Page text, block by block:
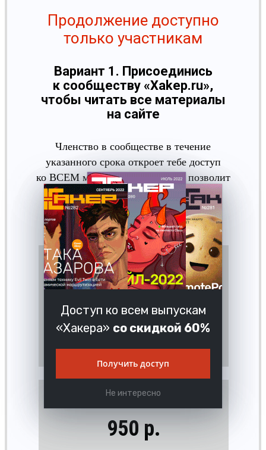
Продолжение доступно
только участникам
Вариант 1. Присоединись
к сообществу «Xakep.ru»,
чтобы читать все материалы
на сайте
Членство в сообществе в течение
указанного срока откроет тебе доступ
ко ВСЕМ материалам «Хакера», позволит
скачивать выпуски в PDF, отключит
рекламу на сайте и увеличит личную
накопительную скидку!Подробнее
-50%
1 ГОД
5000 р.
1 МЕСЯЦ
950 р.
Доступ ко всем выпускам
«Хакера» со скидкой 60%
Получить доступ
Не интересно